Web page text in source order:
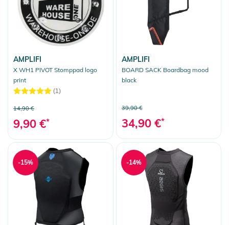
AMPLIFI
X WH1 PIVOT Stomppad logo
print
(1)
14,90 €
9,90 €*
AMPLIFI
BOARD SACK Boardbag mood
black
39,90 €
34,90 €*
-15% -14%